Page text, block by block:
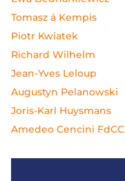
Tomasz á Kempis
Piotr Kwiatek
Richard Wilhelm
Jean-Yves Leloup
Augustyn Pelanowski
Joris-Karl Huysmans
Amedeo Cencini FdCC